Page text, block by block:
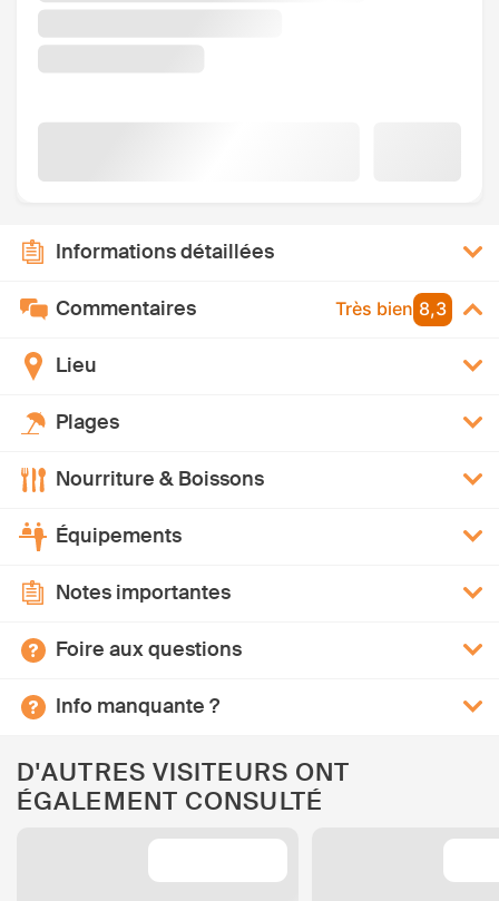
Informations détaillées
Commentaires Très bien 8,3
Lieu
Plages
Nourriture & Boissons
Équipements
Notes importantes
Foire aux questions
Info manquante ?
D'AUTRES VISITEURS ONT
ÉGALEMENT CONSULTÉ